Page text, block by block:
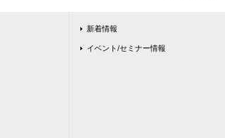
新着情報
イベント/セミナー情報